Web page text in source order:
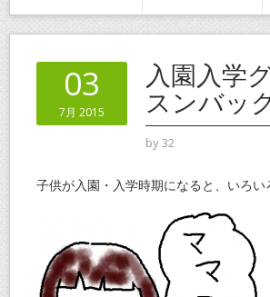
03
7月 2015
入園入学
スンバッ
by32
子供が入園・入学時期になると、いろ